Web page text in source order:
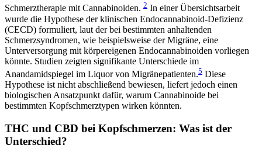
Schmerztherapie mit Cannabinoiden. 2 In einer Übersichtsarbeit
wurde die Hypothese der klinischen Endocannabinoid-Defizienz
(CECD) formuliert, laut der bei bestimmten anhaltenden
Schmerzsyndromen, wie beispielsweise der Migräne, eine
Unterversorgung mit körpereigenen Endocannabinoiden vorliegen
könnte. Studien zeigten signifikante Unterschiede im
Anandamidspiegel im Liquor von Migränepatienten.5 Diese
Hypothese ist nicht abschließend bewiesen, liefert jedoch einen
biologischen Ansatzpunkt dafür, warum Cannabinoide bei
bestimmten Kopfschmerztypen wirken könnten.
THC und CBD bei Kopfschmerzen: Was ist der
Unterschied?